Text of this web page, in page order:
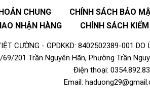
CHUNG CHÍNH SÁCH BẢO
NHẬN HÀNG
CHÍNH SÁCH
CƯỜNG - GPDKKD: 8402502389-001
201 Trần Nguyên Hãn, Phường Trần
Điện thoại:
Email: